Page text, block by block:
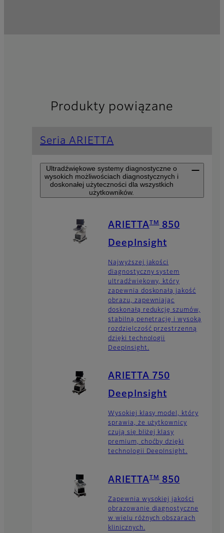
Produkty powiązane
Seria ARIETTA
Ultradźwiękowe systemy diagnostyczne o
wysokich możliwościach diagnostycznych i
doskonałej użyteczności dla wszystkich
użytkowników.
ARIETTA TM 850
DeepInsight
Najwyższej jakości
diagnostyczny system
ultradźwiękowy, który
zapewnia doskonałą jakość
obrazu, zapewniając
doskonałą redukcję szumów,
stabilną penetrację i wysoką
rozdzielczość przestrzenną
dzięki technologii
DeepInsight.
ARIETTA 750
DeepInsight
Wysokiej klasy model, który
sprawia, że użytkownicy
czują się bliżej klasy
premium, choćby dzięki
technologii DeepInsight.
ARIETTA TM 850
Zapewnia wysokiej jakości
obrazowanie diagnostyczne
w wielu różnych obszarach
klinicznych.